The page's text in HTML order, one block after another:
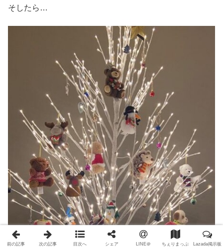
そしたら…
前の記事 次の記事 目次へ シェア LINE＠ ちぇりまっぷ Lazada掲示板